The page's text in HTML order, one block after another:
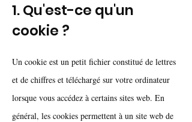
1. Qu'est-ce qu'un
cookie ?
Un cookie est un petit fichier constitué de lettres
et de chiffres et téléchargé sur votre ordinateur
lorsque vous accédez à certains sites web. En
général, les cookies permettent à un site web de